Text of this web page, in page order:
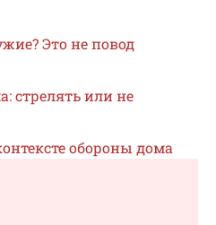
Это не повод
стрелять или не
обороны дома